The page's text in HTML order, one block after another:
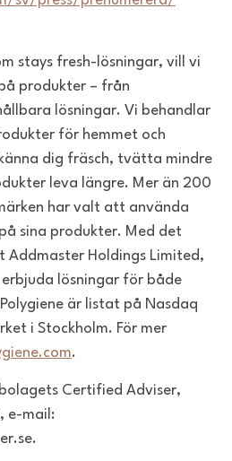
stays fresh-lösningar, vill vi
produkter – från
lösningar. Vi behandlar
för hemmet och
dig fräsch, tvätta mindre
leva längre. Mer än 200
har valt att använda
sina produkter. Med det
Holdings Limited,
lösningar för både
är listat på Nasdaq
i Stockholm. För mer
.
bolagets Certified Adviser,
e-mail: